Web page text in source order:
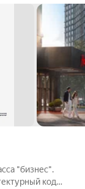
"бизнес".
код